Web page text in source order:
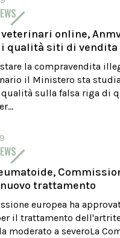
online,
qualità siti di vendita
la compravendita
il Ministero sta
sulla falsa riga di
trattamento
europea ha
il trattamento
moderato a severoLa